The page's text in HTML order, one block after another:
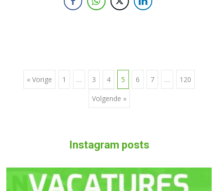
Berichten navigatie
« Vorige 1 … 3 4 5 6 7 … 120
Volgende »
Instagram posts